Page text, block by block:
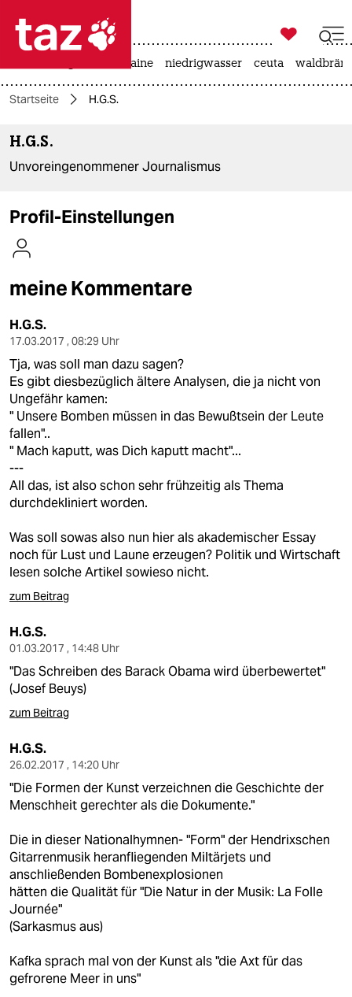

themen
politik
öko
gesellschaft
kultur
sport
berlin
nord
wahrheit
verlag
verlag
shop
abo
genossenschaft
epaper login

taz zahl ich
krieg in der ukraine niedrigwasser ceuta
Startseite H.G.S.
H.G.S.
Unvoreingenommener Journalismus
Profil-Einstellungen
meine Kommentare
H.G.S.
17.03.2017 , 08:29 Uhr
Tja, was soll man dazu sagen?
Es gibt diesbezüglich ältere Analysen, die ja nicht von
Ungefähr kamen:
" Unsere Bomben müssen in das Bewußtsein der Leute
fallen"..
" Mach kaputt, was Dich kaputt macht"...
---
All das, ist also schon sehr frühzeitig als Thema
durchdekliniert worden.
Was soll sowas also nun hier als akademischer Essay
noch für Lust und Laune erzeugen? Politik und Wirtschaft
lesen solche Artikel sowieso nicht.
zum Beitrag
H.G.S.
01.03.2017 , 14:48 Uhr
"Das Schreiben des Barack Obama wird überbewertet"
(Josef Beuys)
zum Beitrag
H.G.S.
26.02.2017 , 14:20 Uhr
"Die Formen der Kunst verzeichnen die Geschichte der
Menschheit gerechter als die Dokumente."
Die in dieser Nationalhymnen- "Form" der Hendrixschen
Gitarrenmusik heranfliegenden Miltärjets und
anschließenden Bombenexplosionen
hätten die Qualität für "Die Natur in der Musik: La Folle
Journée"
(Sarkasmus aus)
Kafka sprach mal von der Kunst als "die Axt für das
gefrorene Meer in uns"